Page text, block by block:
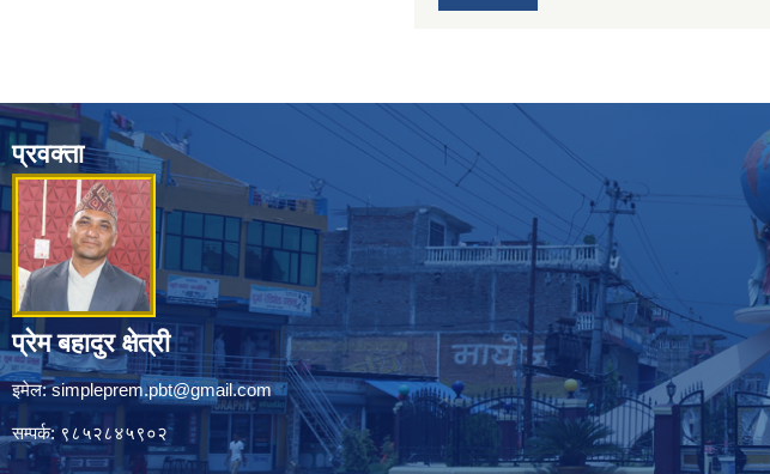
प्रवक्ता
प्रेम बहादुर क्षेत्री
इमेल:simpleprem.pbt@gmail.com
सम्पर्क: ९८५२८४५९०२